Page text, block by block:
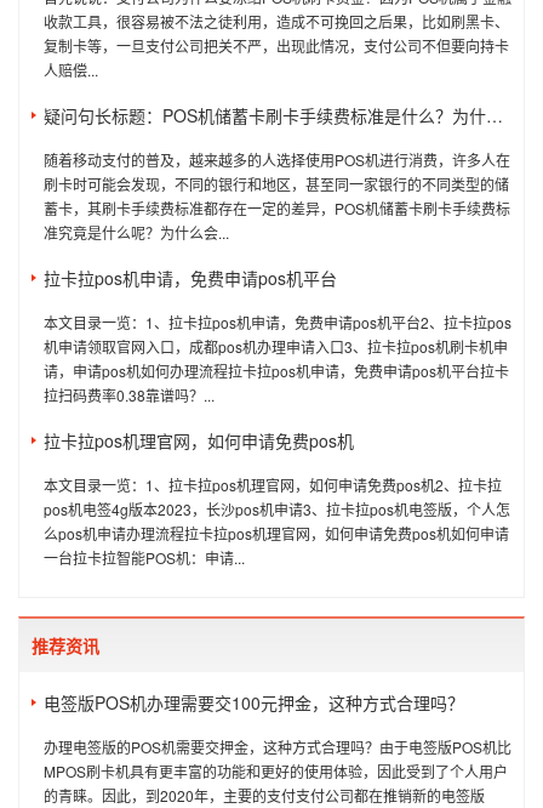
收款工具，很容易被不法之徒利用，造成不可挽回之后果，比如刷黑卡、
复制卡等，一旦支付公司把关不严，出现此情况，支付公司不但要向持卡
人赔偿...
疑问句长标题：POS机储蓄卡刷卡手续费标准是什么？为什么不同银行和地区的收费标准存在差异？
随着移动支付的普及，越来越多的人选择使用POS机进行消费，许多人在
刷卡时可能会发现，不同的银行和地区，甚至同一家银行的不同类型的储
蓄卡，其刷卡手续费标准都存在一定的差异，POS机储蓄卡刷卡手续费标
准究竟是什么呢？为什么会...
拉卡拉pos机申请，免费申请pos机平台
本文目录一览：1、拉卡拉pos机申请，免费申请pos机平台2、拉卡拉pos
机申请领取官网入口，成都pos机办理申请入口3、拉卡拉pos机刷卡机申
请，申请pos机如何办理流程拉卡拉pos机申请，免费申请pos机平台拉卡
拉扫码费率0.38靠谱吗？...
拉卡拉pos机理官网，如何申请免费pos机
本文目录一览：1、拉卡拉pos机理官网，如何申请免费pos机2、拉卡拉
pos机电签4g版本2023，长沙pos机申请3、拉卡拉pos机电签版，个人怎
么pos机申请办理流程拉卡拉pos机理官网，如何申请免费pos机如何申请
一台拉卡拉智能POS机：申请...
推荐资讯
电签版POS机办理需要交100元押金，这种方式合理吗？
办理电签版的POS机需要交押金，这种方式合理吗？由于电签版POS机比
MPOS刷卡机具有更丰富的功能和更好的使用体验，因此受到了个人用户
的青睐。因此，到2020年，主要的支付支付公司都在推销新的电签版